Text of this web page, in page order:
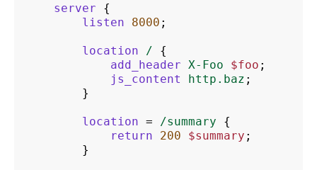
server
{
listen
8000 ;
location /
{
add_header
X-Foo $foo ;
js_content
http.baz ;
}
location = /summary
{
return
200 $summary ;
}